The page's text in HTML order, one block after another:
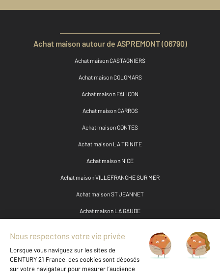
Achat maison autour de ASPREMONT (06790)
Achat maison CASTAGNIERS
Achat maison COLOMARS
Achat maison FALICON
Achat maison CARROS
Achat maison CONTES
Achat maison LA TRINITE
Achat maison NICE
Achat maison VILLEFRANCHE SUR MER
Achat maison ST JEANNET
Achat maison LA GAUDE
Achat maison ST LAURENT DU VAR
Achat maison EZE